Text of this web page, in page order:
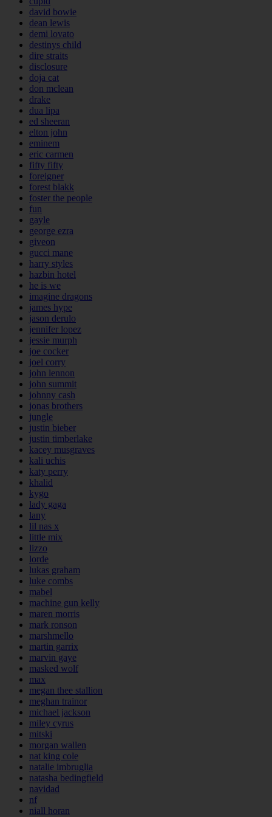
david bowie
dean lewis
demi lovato
destinys child
dire straits
disclosure
doja cat
don mclean
drake
dua lipa
ed sheeran
elton john
eminem
eric carmen
fifty fifty
foreigner
forest blakk
foster the people
fun
gayle
george ezra
giveon
gucci mane
harry styles
hazbin hotel
he is we
imagine dragons
james hype
jason derulo
jennifer lopez
jessie murph
joe cocker
joel corry
john lennon
john summit
johnny cash
jonas brothers
jungle
justin bieber
justin timberlake
kacey musgraves
kali uchis
katy perry
khalid
kygo
lady gaga
lany
lil nas x
little mix
lizzo
lorde
lukas graham
luke combs
mabel
machine gun kelly
maren morris
mark ronson
marshmello
martin garrix
marvin gaye
masked wolf
max
megan thee stallion
meghan trainor
michael jackson
miley cyrus
mitski
morgan wallen
nat king cole
natalie imbruglia
natasha bedingfield
navidad
nf
niall horan